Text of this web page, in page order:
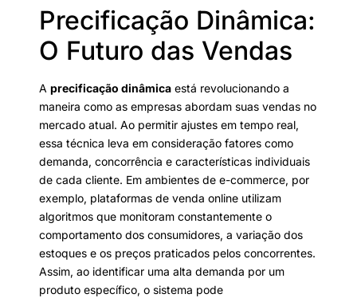
Precificação Dinâmica:
O Futuro das Vendas
A precificação dinâmica está revolucionando a
maneira como as empresas abordam suas vendas no
mercado atual. Ao permitir ajustes em tempo real,
essa técnica leva em consideração fatores como
demanda, concorrência e características individuais
de cada cliente. Em ambientes de e-commerce, por
exemplo, plataformas de venda online utilizam
algoritmos que monitoram constantemente o
comportamento dos consumidores, a variação dos
estoques e os preços praticados pelos concorrentes.
Assim, ao identificar uma alta demanda por um
produto específico, o sistema pode